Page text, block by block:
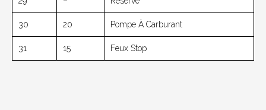
30 20 Pompe À Carburant
31 15 Feux Stop